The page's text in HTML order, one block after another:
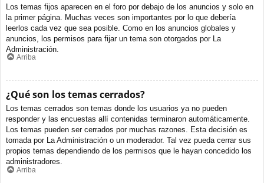
Los temas fijos aparecen en el foro por debajo de los anuncios y solo en
la primer página. Muchas veces son importantes por lo que debería
leerlos cada vez que sea posible. Como en los anuncios globales y
anuncios, los permisos para fijar un tema son otorgados por La
Administración.
Arriba
¿Qué son los temas cerrados?
Los temas cerrados son temas donde los usuarios ya no pueden
responder y las encuestas allí contenidas terminaron automáticamente.
Los temas pueden ser cerrados por muchas razones. Esta decisión es
tomada por La Administración o un moderador. Tal vez pueda cerrar sus
propios temas dependiendo de los permisos que le hayan concedido los
administradores.
Arriba